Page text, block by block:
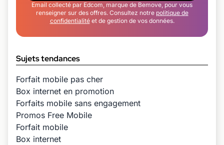
Email collecté par Edcom, marque de Bemove, pour vous
renseigner sur des offres. Consultez notre politique de
confidentialitéet de gestion de vos données.
Sujets tendances
Forfait mobile pas cher
Box internet en promotion
Forfaits mobile sans engagement
Promos Free Mobile
Forfait mobile
Box internet